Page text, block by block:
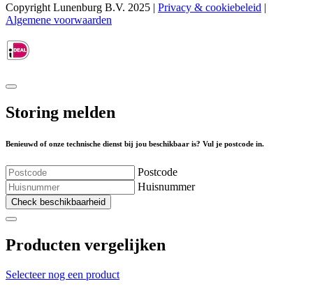
Copyright Lunenburg B.V. 2025 | Privacy & cookiebeleid |
Algemene voorwaarden
Storing melden
Benieuwd of onze technische dienst bij jou beschikbaar is? Vul je postcode in.
Postcode
Huisnummer
Check beschikbaarheid
Producten vergelijken
Selecteer nog een product